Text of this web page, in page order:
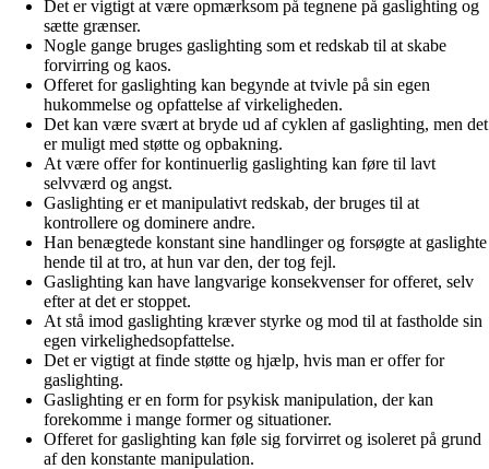
Det er vigtigt at være opmærksom på tegnene på gaslighting og
sætte grænser.
Nogle gange bruges gaslighting som et redskab til at skabe
forvirring og kaos.
Offeret for gaslighting kan begynde at tvivle på sin egen
hukommelse og opfattelse af virkeligheden.
Det kan være svært at bryde ud af cyklen af gaslighting, men det
er muligt med støtte og opbakning.
At være offer for kontinuerlig gaslighting kan føre til lavt
selvværd og angst.
Gaslighting er et manipulativt redskab, der bruges til at
kontrollere og dominere andre.
Han benægtede konstant sine handlinger og forsøgte at gaslighte
hende til at tro, at hun var den, der tog fejl.
Gaslighting kan have langvarige konsekvenser for offeret, selv
efter at det er stoppet.
At stå imod gaslighting kræver styrke og mod til at fastholde sin
egen virkelighedsopfattelse.
Det er vigtigt at finde støtte og hjælp, hvis man er offer for
gaslighting.
Gaslighting er en form for psykisk manipulation, der kan
forekomme i mange former og situationer.
Offeret for gaslighting kan føle sig forvirret og isoleret på grund
af den konstante manipulation.